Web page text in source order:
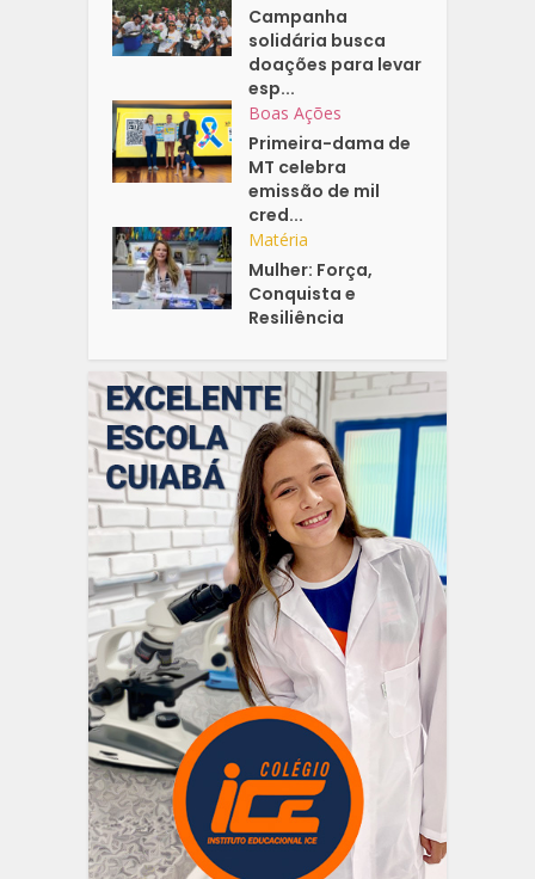
Campanha
solidária busca
doações para levar
esp...
Boas Ações
Primeira-dama de
MT celebra
emissão de mil
cred...
Matéria
Mulher: Força,
Conquista e
Resiliência